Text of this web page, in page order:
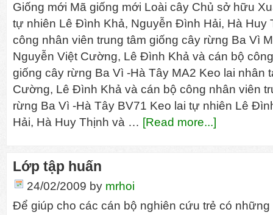
Giống mới Mã giống mới Loài cây Chủ sở hữu
tự nhiên Lê Đình Khả, Nguyễn Đình Hải, Hà Huy
công nhân viên trung tâm giống cây rừng Ba Vì
Nguyễn Việt Cường, Lê Đình Khả và cán bộ
giống cây rừng Ba Vì -Hà Tây MA2 Keo lai nhân
Cường, Lê Đình Khả và cán bộ công nhân viên
rừng Ba Vì -Hà Tây BV71 Keo lai tự nhiên Lê
Hải, Hà Huy Thịnh và … [Read more...]
Lớp tập huấn
24/02/2009 by mrhoi
Để giúp cho các cán bộ nghiên cứu trẻ có